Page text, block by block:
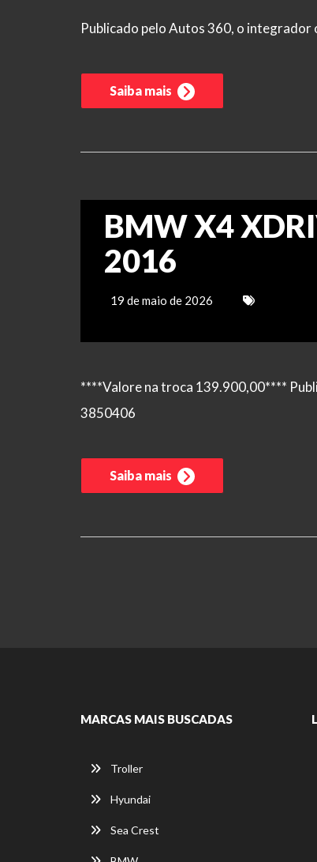
Publicado pelo Autos 360, o
Saiba mais
BMW X4
2016
19 de maio de 2026
****Valore na troca 139.900,00****
3850406
Saiba mais
MARCAS MAIS BUSCADAS
Troller
Hyundai
Sea Crest